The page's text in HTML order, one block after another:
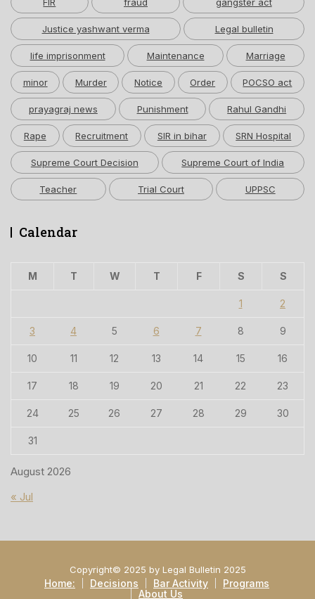
Justice yashwant verma Legal bulletin
life imprisonment Maintenance Marriage
minor Murder Notice Order POCSO act
prayagraj news Punishment Rahul Gandhi
Rape Recruitment SIR in bihar SRN Hospital
Supreme Court Decision Supreme Court of India
Teacher Trial Court UPPSC
Calendar
August 2026
M T W T F S S
1 2
3 4 5 6 7 8 9
10 11 12 13 14 15 16
17 18 19 20 21 22 23
24 25 26 27 28 29 30
31
« Jul
Copyright© 2025 by Legal Bulletin 2025
Home: Decisions Bar Activity
Programs
About Us